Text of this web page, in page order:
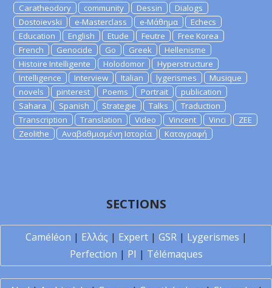
Caratheodory
community Dessin
Dialogs
Dostoievski
e-Masterclass e-Μάθημα
Echecs
Education
English Etude Feutre
Free Korea
French
Genocide Go Greek
Hellenisme
Histoire Intelligente
Holodomor
Hyperstructure
Intelligence
Interview Italian lygerismes
Musique
novels
pinterest Poems Portrait
publication
Sahara
Spanish Strategie Talks
Traduction
Transcription
Translation Video Vincent Vinci
ZEE
Zeolithe
Αναβαθμισμένη Ιστορία Καταγραφή
SECTIONS
Caméléon | Ελλάς | Expert| GSR| Lygerismes |
Perfection | PI | Télémaques